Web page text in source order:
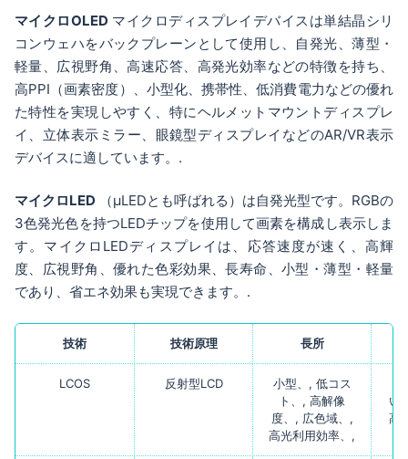
マイクロOLED マイクロディスプレイデバイスは単結晶シリ
コンウェハをバックプレーンとして使用し、自発光、薄型・
軽量、広視野角、高速応答、高発光効率などの特徴を持ち、
高PPI（画素密度）、小型化、携帯性、低消費電力などの優れ
た特性を実現しやすく、特にヘルメットマウントディスプレ
イ、立体表示ミラー、眼鏡型ディスプレイなどのAR/VR表示
デバイスに適しています。.
マイクロLED （μLEDとも呼ばれる）は自発光型です。RGBの
3色発光色を持つLEDチップを使用して画素を構成し表示しま
す。マイクロLEDディスプレイは、応答速度が速く、高輝
度、広視野角、優れた色彩効果、長寿命、小型・薄型・軽量
であり、省エネ効果も実現できます。.
技術 技術原理 長所
LCOS 反射型LCD 小型、, 低コス
ト、, 高解像
度、, 広色域、,
高光利用効率、,
い
高